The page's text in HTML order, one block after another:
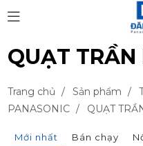
QUẠT TRẦN
Trang chủ / Sản phẩm /
PANASONIC / QUẠT
Mới nhất Bán chạy